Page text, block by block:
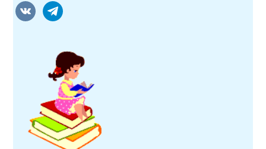
vkontaktetelegram